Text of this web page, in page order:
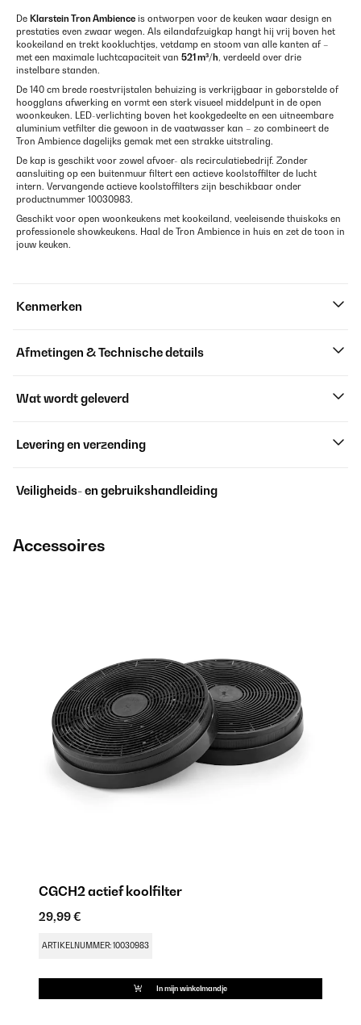
De Klarstein Tron Ambience is ontworpen voor de keuken waar design en
prestaties even zwaar wegen. Als eilandafzuigkap hangt hij vrij boven het
kookeiland en trekt kookluchtjes, vetdamp en stoom van alle kanten af –
met een maximale luchtcapaciteit van 521 m³/h, verdeeld over drie
instelbare standen.
De 140 cm brede roestvrijstalen behuizing is verkrijgbaar in geborstelde of
hoogglans afwerking en vormt een sterk visueel middelpunt in de open
woonkeuken. LED-verlichting boven het kookgedeelte en een uitneembare
aluminium vetfilter die gewoon in de vaatwasser kan – zo combineert de
Tron Ambience dagelijks gemak met een strakke uitstraling.
De kap is geschikt voor zowel afvoer- als recirculatiebedrijf. Zonder
aansluiting op een buitenmuur filtert een actieve koolstoffilter de lucht
intern. Vervangende actieve koolstoffilters zijn beschikbaar onder
productnummer 10030983.
Geschikt voor open woonkeukens met kookeiland, veeleisende thuiskoks en
professionele showkeukens. Haal de Tron Ambience in huis en zet de toon in
jouw keuken.
Kenmerken
Afmetingen & Technische details
Wat wordt geleverd
Levering en verzending
Veiligheids- en gebruikshandleiding
Accessoires
CGCH2 actief koolfilter
29,99 €
ARTIKELNUMMER: 10030983
In mijn winkelmandje